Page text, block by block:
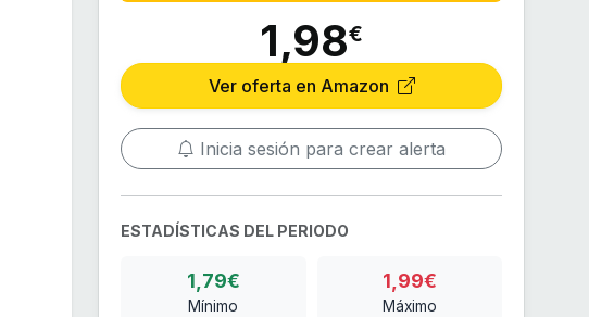
1,98€
Ver oferta en Amazon
Inicia sesión para crear alerta
ESTADÍSTICAS DEL PERIODO
1,79€
Mínimo
1,99€
Máximo